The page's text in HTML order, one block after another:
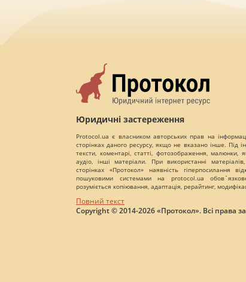
Юридичні застереження
Protocol.ua є власником авторських прав на
сторінках даного ресурсу, якщо не вказано інше. Під
тексти, коментарі, статті, фотозображення, малюнки,
аудіо, інші матеріали. При використанні
сторінках «Протокол» наявність гіперпосилання
пошуковими системами на protocol.ua
розуміється копіювання, адаптація, рерайтинг,
Повний текст
Copyright © 2014-2026 «Протокол». Всі права